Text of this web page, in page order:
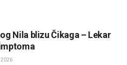
Nila blizu Čikaga – Lekar
2026